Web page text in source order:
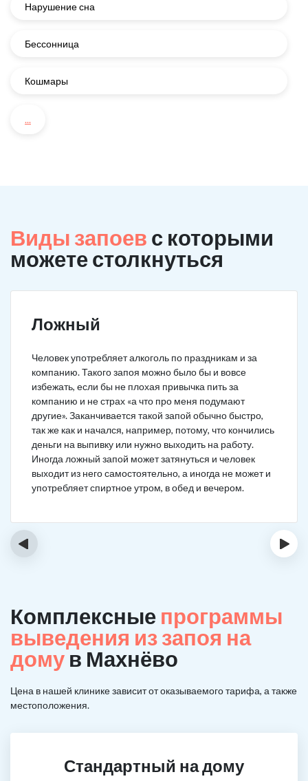
Нарушение сна
Бессонница
Кошмары
...
Виды запоев с которыми
можете столкнуться
Ложный
Человек употребляет алкоголь по праздникам и за
компанию. Такого запоя можно было бы и вовсе
избежать, если бы не плохая привычка пить за
компанию и не страх «а что про меня подумают
другие». Заканчивается такой запой обычно быстро,
так же как и начался, например, потому, что кончились
деньги на выпивку или нужно выходить на работу.
Иногда ложный запой может затянуться и человек
выходит из него самостоятельно, а иногда не может и
употребляет спиртное утром, в обед и вечером.
‹ ›
Комплексные программы
выведения из запоя на
домув Махнёво
Цена в нашей клинике зависит от оказываемого тарифа, а также
местоположения.
Стандартный на дому